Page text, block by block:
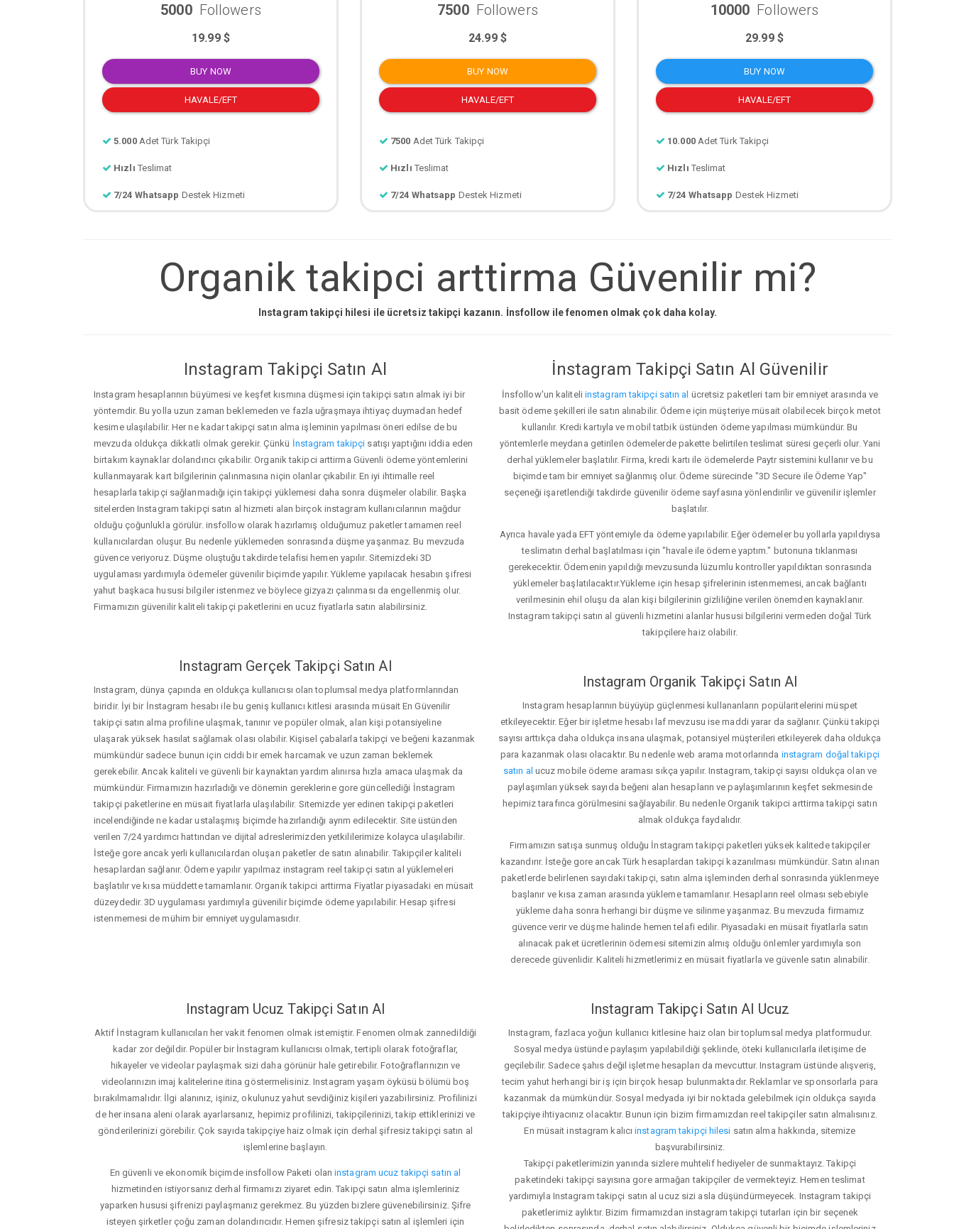
5000 Followers
19.99 $
BUY NOW
HAVALE/EFT
5.000 Adet Türk Takipçi
Hızlı Teslimat
7/24 Whatsapp Destek Hizmeti
7500 Followers
24.99 $
BUY NOW
HAVALE/EFT
7500 Adet Türk Takipçi
Hızlı Teslimat
7/24 Whatsapp Destek Hizmeti
10000 Followers
29.99 $
BUY NOW
HAVALE/EFT
10.000 Adet Türk Takipçi
Hızlı Teslimat
7/24 Whatsapp Destek Hizmeti
Organik takipci arttirma Güvenilir mi?
Instagram takipçi hilesi ile ücretsiz takipçi kazanın. İnsfollow ile fenomen olmak çok daha kolay.
Instagram Takipçi Satın Al
Instagram hesaplarının büyümesi ve keşfet kısmına düşmesi için takipçi satın almak iyi bir
yöntemdir. Bu yolla uzun zaman beklemeden ve fazla uğraşmaya ihtiyaç duymadan hedef
kesime ulaşılabilir. Her ne kadar takipçi satın alma işleminin yapılması öneri edilse de bu
mevzuda oldukça dikkatli olmak gerekir. Çünkü İnstagram takipçi satışı yaptığını iddia eden
birtakım kaynaklar dolandırıcı çıkabilir. Organik takipci arttirma Güvenli ödeme yöntemlerini
kullanmayarak kart bilgilerinin çalınmasına niçin olanlar çıkabilir. En iyi ihtimalle reel
hesaplarla takipçi sağlanmadığı için takipçi yüklemesi daha sonra düşmeler olabilir. Başka
sitelerden Instagram takipçi satın al hizmeti alan birçok instagram kullanıcılarının mağdur
olduğu çoğunlukla görülür. insfollow olarak hazırlamış olduğumuz paketler tamamen reel
kullanıcılardan oluşur. Bu nedenle yüklemeden sonrasında düşme yaşanmaz. Bu mevzuda
güvence veriyoruz. Düşme oluştuğu takdirde telafisi hemen yapılır. Sitemizdeki 3D
uygulaması yardımıyla ödemeler güvenilir biçimde yapılır. Yükleme yapılacak hesabın şifresi
yahut başkaca hususi bilgiler istenmez ve böylece gizyazı çalınması da engellenmiş olur.
Firmamızın güvenilir kaliteli takipçi paketlerini en ucuz fiyatlarla satın alabilirsiniz.
İnstagram Takipçi Satın Al Güvenilir
İnsfollow'un kaliteli instagram takipçi satın al ücretsiz paketleri tam bir emniyet arasında ve
basit ödeme şekilleri ile satın alınabilir. Ödeme için müşteriye müsait olabilecek birçok metot
kullanılır. Kredi kartıyla ve mobil tatbik üstünden ödeme yapılması mümkündür. Bu
yöntemlerle meydana getirilen ödemelerde pakette belirtilen teslimat süresi geçerli olur. Yani
derhal yüklemeler başlatılır. Firma, kredi kartı ile ödemelerde Paytr sistemini kullanır ve bu
biçimde tam bir emniyet sağlanmış olur. Ödeme sürecinde "3D Secure ile Ödeme Yap"
seçeneği işaretlendiği takdirde güvenilir ödeme sayfasına yönlendirilir ve güvenilir işlemler
başlatılır.
Ayrıca havale yada EFT yöntemiyle da ödeme yapılabilir. Eğer ödemeler bu yollarla yapıldıysa
teslimatın derhal başlatılması için "havale ile ödeme yaptım." butonuna tıklanması
gerekecektir. Ödemenin yapıldığı mevzusunda lüzumlu kontroller yapıldıktan sonrasında
yüklemeler başlatılacaktır.Yükleme için hesap şifrelerinin istenmemesi, ancak bağlantı
verilmesinin ehil oluşu da alan kişi bilgilerinin gizliliğine verilen önemden kaynaklanır.
Instagram takipçi satın al güvenli hizmetini alanlar hususi bilgilerini vermeden doğal Türk
takipçilere haiz olabilir.
Instagram Gerçek Takipçi Satın Al
Instagram, dünya çapında en oldukça kullanıcısı olan toplumsal medya platformlarından
biridir. İyi bir İnstagram hesabı ile bu geniş kullanıcı kitlesi arasında müsait En Güvenilir
takipçi satın alma profiline ulaşmak, tanınır ve popüler olmak, alan kişi potansiyeline
ulaşarak yüksek hasılat sağlamak olası olabilir. Kişisel çabalarla takipçi ve beğeni kazanmak
mümkündür sadece bunun için ciddi bir emek harcamak ve uzun zaman beklemek
gerekebilir. Ancak kaliteli ve güvenli bir kaynaktan yardım alınırsa hızla amaca ulaşmak da
mümkündür. Firmamızın hazırladığı ve dönemin gereklerine gore güncellediği İnstagram
takipçi paketlerine en müsait fiyatlarla ulaşılabilir. Sitemizde yer edinen takipçi paketleri
incelendiğinde ne kadar ustalaşmış biçimde hazırlandığı ayrım edilecektir. Site üstünden
verilen 7/24 yardımcı hattından ve dijital adreslerimizden yetkililerimize kolayca ulaşılabilir.
İsteğe gore ancak yerli kullanıcılardan oluşan paketler de satın alınabilir. Takipçiler kaliteli
hesaplardan sağlanır. Ödeme yapılır yapılmaz instagram reel takipçi satın al yüklemeleri
başlatılır ve kısa müddette tamamlanır. Organik takipci arttirma Fiyatlar piyasadaki en müsait
düzeydedir. 3D uygulaması yardımıyla güvenilir biçimde ödeme yapılabilir. Hesap şifresi
istenmemesi de mühim bir emniyet uygulamasıdır.
Instagram Organik Takipçi Satın Al
Instagram hesaplarının büyüyüp güçlenmesi kullananların popülaritelerini müspet
etkileyecektir. Eğer bir işletme hesabı laf mevzusu ise maddi yarar da sağlanır. Çünkü takipçi
sayısı arttıkça daha oldukça insana ulaşmak, potansiyel müşterileri etkileyerek daha oldukça
para kazanmak olası olacaktır. Bu nedenle web arama motorlarında instagram doğal takipçi
satın al ucuz mobile ödeme araması sıkça yapılır. Instagram, takipçi sayısı oldukça olan ve
paylaşımları yüksek sayıda beğeni alan hesapların ve paylaşımlarının keşfet sekmesinde
hepimiz tarafınca görülmesini sağlayabilir. Bu nedenle Organik takipci arttirma takipçi satın
almak oldukça faydalıdır.
Firmamızın satışa sunmuş olduğu İnstagram takipçi paketleri yüksek kalitede takipçiler
kazandırır. İsteğe gore ancak Türk hesaplardan takipçi kazanılması mümkündür. Satın alınan
paketlerde belirlenen sayıdaki takipçi, satın alma işleminden derhal sonrasında yüklenmeye
başlanır ve kısa zaman arasında yükleme tamamlanır. Hesapların reel olması sebebiyle
yükleme daha sonra herhangi bir düşme ve silinme yaşanmaz. Bu mevzuda firmamız
güvence verir ve düşme halinde hemen telafi edilir. Piyasadaki en müsait fiyatlarla satın
alınacak paket ücretlerinin ödemesi sitemizin almış olduğu önlemler yardımıyla son
derecede güvenlidir. Kaliteli hizmetlerimiz en müsait fiyatlarla ve güvenle satın alınabilir.
Instagram Ucuz Takipçi Satın Al
Aktif İnstagram kullanıcıları her vakit fenomen olmak istemiştir. Fenomen olmak zannedildiği
kadar zor değildir. Popüler bir İnstagram kullanıcısı olmak, tertipli olarak fotoğraflar,
hikayeler ve videolar paylaşmak sizi daha görünür hale getirebilir. Fotoğraflarınızın ve
videolarınızın imaj kalitelerine itina göstermelisiniz. Instagram yaşam öyküsü bölümü boş
bırakılmamalıdır. İlgi alanınız, işiniz, okulunuz yahut sevdiğiniz kişileri yazabilirsiniz. Profilinizi
de her insana aleni olarak ayarlarsanız, hepimiz profilinizi, takipçilerinizi, takip ettiklerinizi ve
gönderilerinizi görebilir. Çok sayıda takipçiye haiz olmak için derhal şifresiz takipçi satın al
işlemlerine başlayın.
En güvenli ve ekonomik biçimde insfollow Paketi olaninstagram ucuz takipçi satın al
hizmetinden istiyorsanız derhal firmamızı ziyaret edin. Takipçi satın alma işlemleriniz
yaparken hususi şifrenizi paylaşmanız gerekmez. Bu yüzden bizlere güvenebilirsiniz. Şifre
isteyen şirketler çoğu zaman dolandırıcıdır. Hemen şifresiz takipçi satın al işlemleri için
Instagram Takipçi Satın Al Ucuz
Instagram, fazlaca yoğun kullanıcı kitlesine haiz olan bir toplumsal medya platformudur.
Sosyal medya üstünde paylaşım yapılabildiği şeklinde, öteki kullanıcılarla iletişime de
geçilebilir. Sadece şahıs değil işletme hesapları da mevcuttur. Instagram üstünde alışveriş,
tecim yahut herhangi bir iş için birçok hesap bulunmaktadır. Reklamlar ve sponsorlarla para
kazanmak da mümkündür. Sosyal medyada iyi bir noktada gelebilmek için oldukça sayıda
takipçiye ihtiyacınız olacaktır. Bunun için bizim firmamızdan reel takipçiler satın almalısınız.
En müsait instagram kalıcıinstagram takipçi hilesi satın alma hakkında, sitemize
başvurabilirsiniz.
Takipçi paketlerimizin yanında sizlere muhtelif hediyeler de sunmaktayız. Takipçi
paketindeki takipçi sayısına gore armağan takipçiler de vermekteyiz. Hemen teslimat
yardımıyla Instagram takipçi satın al ucuz sizi asla düşündürmeyecek. Instagram takipçi
paketlerimiz aylıktır. Bizim firmamızdan instagram takipçi tutarları için bir seçenek